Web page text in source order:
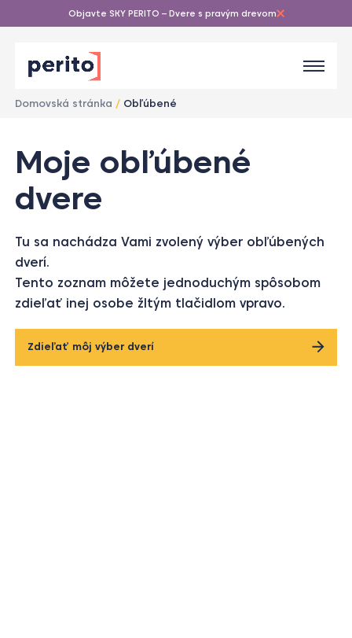
Objavte SKY PERITO – Dvere s pravým drevom
Domovská stránka / Obľúbené
Moje obľúbené
dvere
Tu sa nachádza Vami zvolený výber obľúbených
dverí.
Tento zoznam môžete jednoduchým spôsobom
zdieľať inej osobe žltým tlačidlom vpravo.
Zdieľať môj výber dverí